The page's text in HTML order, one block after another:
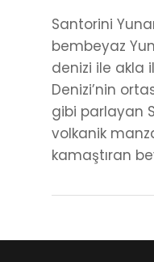
Santorini
bembeyaz
denizi ile akla
Denizi’nin
gibi parlayan
volkanik
kamaştıran